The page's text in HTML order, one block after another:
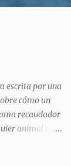
escrita por una
cómo un
recaudador
animal que